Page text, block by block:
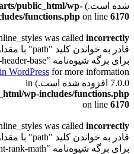
شده است.) in public_html/wp-
functions.php on line 6170
was called incorrectly
برای برگه شیوه‌نامه "wd-header-base" نیستیم. Please see
WordPress
7.0.0 افزوده شده است.) in
wp-includes/functions.php
on line 6170
was called incorrectly
برای برگه شیوه‌نامه "wd-int-rank-math" نیستیم. Please see